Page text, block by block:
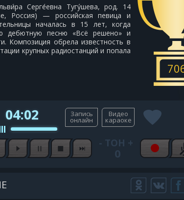
Серге́евна Тугу́шева, род. 14
Россия) — российская певица и
началась в 15 лет, когда
дебютную песню «Всё решено» и
Композиция обрела известность в
крупных радиостанций и попала
04:02
- ТОН +
0